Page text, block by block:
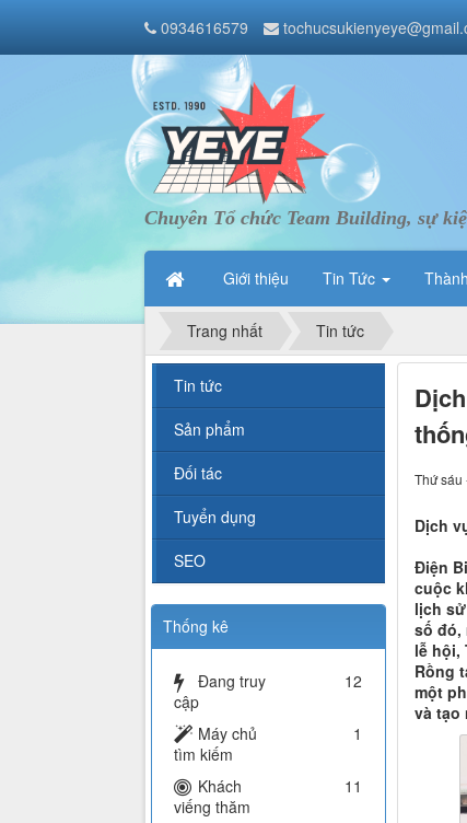
0934616579
Chuyên Tổ chức Team Building, sự
Giới thiệu Tin Tức
Trang nhất Tin tức
Thứ sáu
Dịch
Điện
cuộc
lịch
số đó,
lễ hội,
Rồng
một
và tạo
Tin tức
Sản phẩm
Đối tác
Tuyển dụng
SEO
Thống kê
Đang truy
cập
12
Máy chủ
tìm kiếm
1
Khách
viếng thăm
11